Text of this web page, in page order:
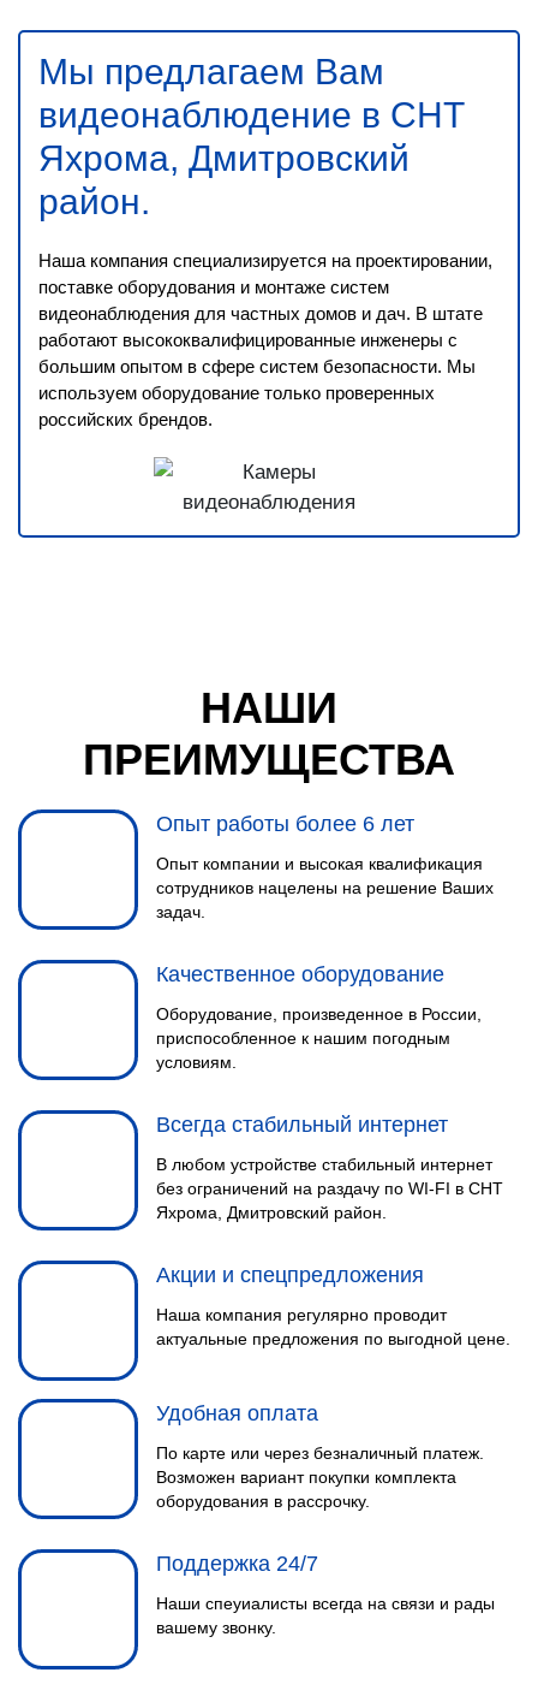
Мы предлагаем Вам
видеонаблюдение в СНТ
Яхрома, Дмитровский
район.
Наша компания специализируется на проектировании,
поставке оборудования и монтаже систем
видеонаблюдения для частных домов и дач. В штате
работают высококвалифицированные инженеры с
большим опытом в сфере систем безопасности. Мы
используем оборудование только проверенных
российских брендов.
НАШИ
ПРЕИМУЩЕСТВА
Опыт работы более 6 лет
Опыт компании и высокая квалификация
сотрудников нацелены на решение Ваших
задач.
Качественное оборудование
Оборудование, произведенное в России,
приспособленное к нашим погодным
условиям.
Всегда стабильный интернет
В любом устройстве стабильный интернет
без ограничений на раздачу по WI-FI в СНТ
Яхрома, Дмитровский район.
Акции и спецпредложения
Наша компания регулярно проводит
актуальные предложения по выгодной цене.
Удобная оплата
По карте или через безналичный платеж.
Возможен вариант покупки комплекта
оборудования в рассрочку.
Поддержка 24/7
Наши спеуиалисты всегда на связи и рады
вашему звонку.